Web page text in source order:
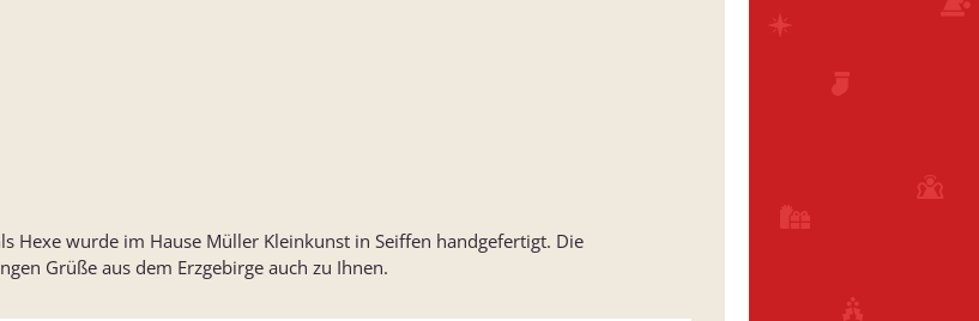
Hexe wurde im Hause Müller Kleinkunst in Seiffen handgefertigt. Die
Grüße aus dem Erzgebirge auch zu Ihnen.